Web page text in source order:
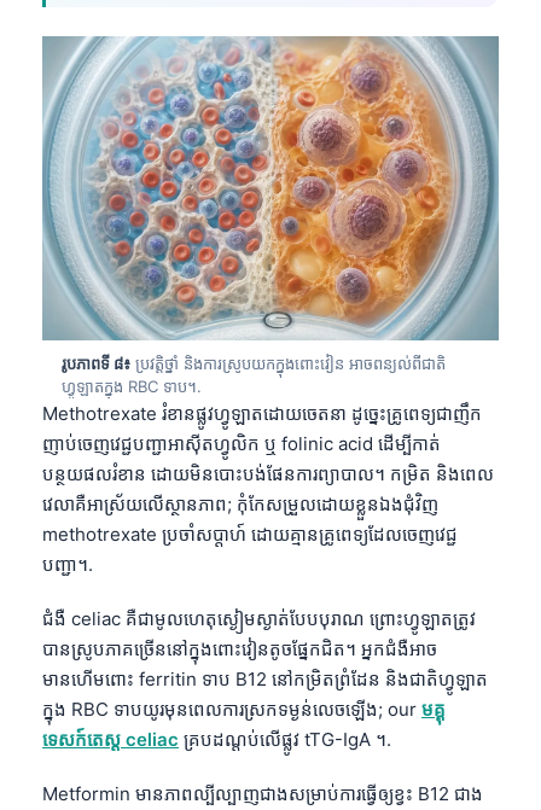
រូបភាពទី ៨៖ ប្រវត្តិថ្នាំ និងការស្រូបយកក្នុងពោះវៀន អាចពន្យល់ពីជាតិ
ហ្វូឡាតក្នុង RBC ទាប។.
Methotrexate រំខានផ្លូវហ្វូឡាតដោយចេតនា ដូច្នេះគ្រូពេទ្យជាញឹក
ញាប់ចេញវេជ្ជបញ្ជាអាស៊ីតហ្វូលិក ឬ folinic acid ដើម្បីកាត់
បន្ថយផលរំខាន ដោយមិនបោះបង់ផែនការព្យាបាល។ កម្រិត និងពេល
វេលាគឺអាស្រ័យលើស្ថានភាព; កុំកែសម្រួលដោយខ្លួនឯងជុំវិញ
methotrexate ប្រចាំសប្តាហ៍ ដោយគ្មានគ្រូពេទ្យដែលចេញវេជ្ជ
បញ្ជា។.
ជំងឺ celiac គឺជាមូលហេតុស្ងៀមស្ងាត់បែបបុរាណ ព្រោះហ្វូឡាតត្រូវ
បានស្រូបភាគច្រើននៅក្នុងពោះវៀនតូចផ្នែកជិត។ អ្នកជំងឺអាច
មានហើមពោះ ferritin ទាប B12 នៅកម្រិតព្រំដែន និងជាតិហ្វូឡាត
ក្នុង RBC ទាបយូរមុនពេលការស្រកទម្ងន់លេចឡើង; our មគ្គុ
ទេសក៍តេស្ត celiac គ្របដណ្តប់លើផ្លូវ tTG-IgA ។.
Metformin មានភាពល្បីល្បាញជាងសម្រាប់ការធ្វើឲ្យខ្វះ B12 ជាង
ไทย
ဗမာစာ
Kiswahili
አማርኛ
Українська
Қазақ тілі
Suomi
Hrvatski
Slovenčina
پښتو
سنڌي
සිංහල
অসমীয়া
Galego
Latviešu valoda
Македонски јазик
Euskara